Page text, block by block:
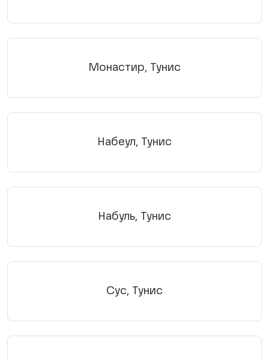
Монастир, Тунис
Набеул, Тунис
Набуль, Тунис
Сус, Тунис